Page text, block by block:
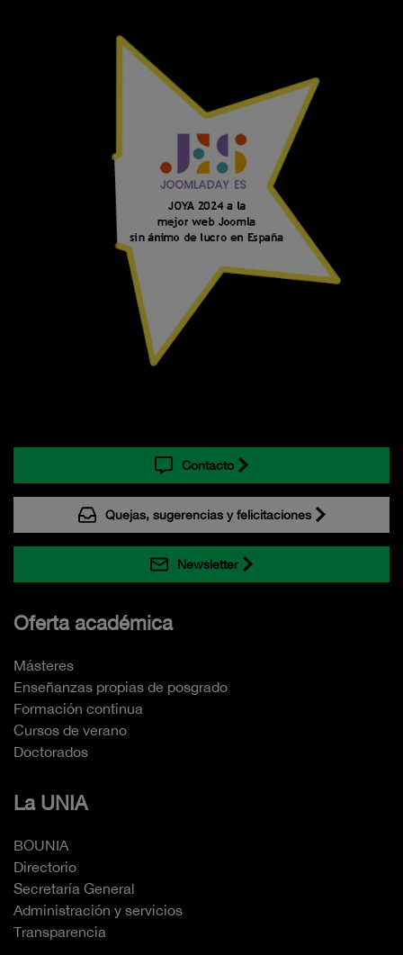
Contacto
Quejas, sugerencias y felicitaciones
Newsletter
Oferta académica
Másteres
Enseñanzas propias de posgrado
Formación continua
Cursos de verano
Doctorados
La UNIA
BOUNIA
Directorio
Secretaría General
Administración y servicios
Transparencia